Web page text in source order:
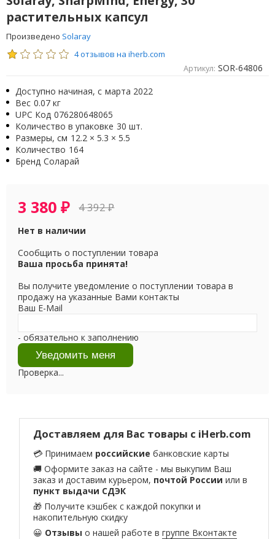
растительных капсул
Произведено Solaray
4 отзывов на iherb.com
Артикул: SOR-64806
Доступно начиная, с марта 2022
Вес 0.07 кг
UPC Код 076280648065
Количество в упаковке 30 шт.
Размеры, см 12.2 × 5.3 × 5.5
Количество 164
Бренд Соларай
3 380₽ 4 392₽
Нет в наличии
Сообщить о поступлении товара
Ваша просьба принята!
Вы получите уведомление о поступлении товара в
продажу на указанные Вами контакты
Ваш E-Mail
- обязательно к заполнению
Проверка...
Доставляем для Вас товары с iHerb.com
💳 Принимаем российские банковские карты
🚚 Оформите заказ на сайте - мы выкупим Ваш
заказ и доставим курьером, почтой России или в
пункт выдачи СДЭК
🎁 Получите кэшбек с каждой покупки и
накопительную скидку
😀 Отзывы о нашей работе вгруппе Вконтакте